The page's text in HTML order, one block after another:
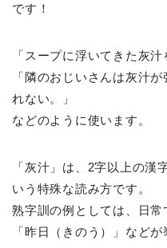
です！
「スープに浮いてきた灰
「隣のおじいさんは灰汁
れない。」
などのように使います。
「灰汁」は、2字以上の漢
いう特殊な読み方です。
熟字訓の例としては、日
「昨日（きのう）」などが